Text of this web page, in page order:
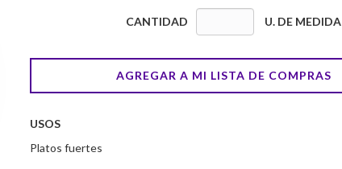
CANTIDAD U. DE MEDIDA
AGREGAR A MI LISTA DE COMPRAS
USOS
Platos fuertes